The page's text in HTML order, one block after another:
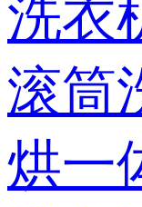
洗衣
滚筒
烘一